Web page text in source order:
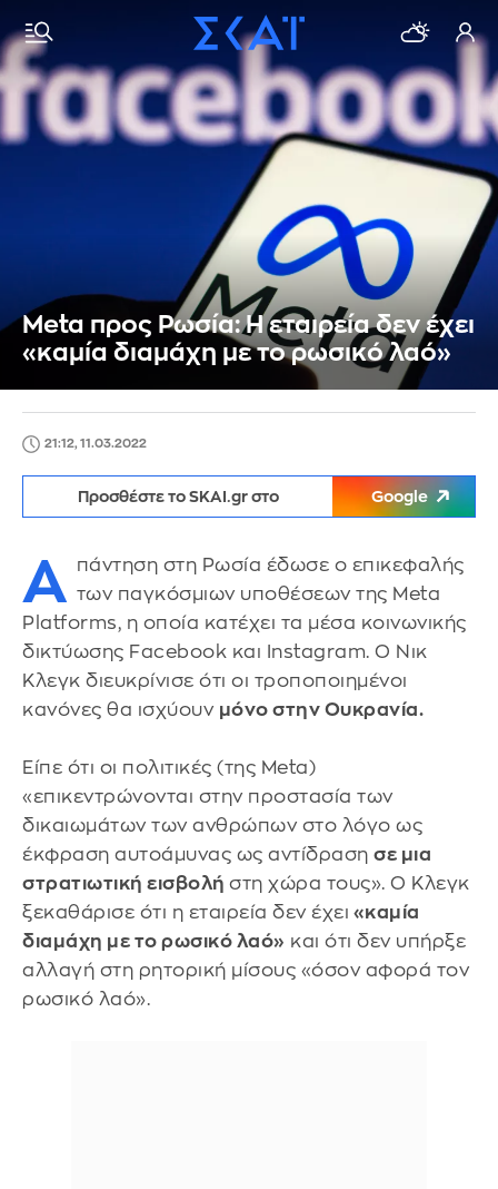
Meta προς Ρωσία: H εταιρεία δεν έχει
«καμία διαμάχη με το ρωσικό λαό»
21:12, 11.03.2022
Προσθέστε το SKAI.gr στο Google
Α πάντηση στη Ρωσία έδωσε ο επικεφαλής
των παγκόσμιων υποθέσεων της Meta
Platforms, η οποία κατέχει τα μέσα κοινωνικής
δικτύωσης Facebook και Instagram. Ο Νικ
Κλεγκ διευκρίνισε ότι οι τροποποιημένοι
κανόνες θα ισχύουν μόνο στην Ουκρανία.
Είπε ότι οι πολιτικές (της Meta)
«επικεντρώνονται στην προστασία των
δικαιωμάτων των ανθρώπων στο λόγο ως
έκφραση αυτοάμυνας ως αντίδραση σε μια
στρατιωτική εισβολή στη χώρα τους». Ο Κλεγκ
ξεκαθάρισε ότι η εταιρεία δεν έχει «καμία
διαμάχη με το ρωσικό λαό» και ότι δεν υπήρξε
αλλαγή στη ρητορική μίσους «όσον αφορά τον
ρωσικό λαό».